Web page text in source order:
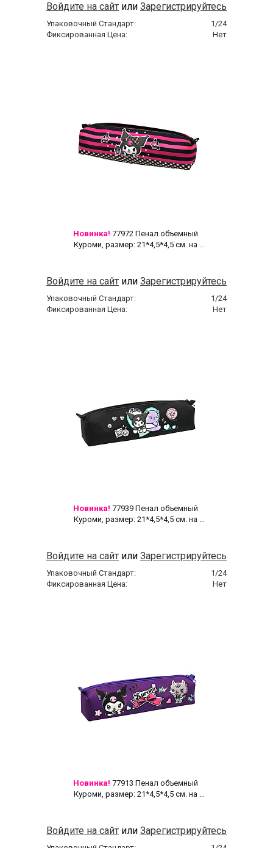
Войдите на сайт или Зарегистрируйтесь
Упаковочный Стандарт:
1/24
Фиксированная Цена:
Нет
Новинка! 77972 Пенал объемный
Куроми, размер: 21*4,5*4,5 см. на
Войдите на сайт или Зарегистрируйтесь
Упаковочный Стандарт:
1/24
Фиксированная Цена:
Нет
Новинка! 77939 Пенал объемный
Куроми, размер: 21*4,5*4,5 см. на
Войдите на сайт или Зарегистрируйтесь
Упаковочный Стандарт:
1/24
Фиксированная Цена:
Нет
Новинка! 77913 Пенал объемный
Куроми, размер: 21*4,5*4,5 см. на
Войдите на сайт или Зарегистрируйтесь